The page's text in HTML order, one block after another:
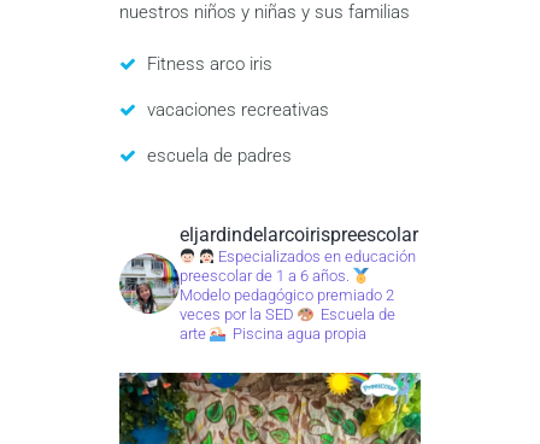
nuestros niños y niñas y sus familias
Fitness arco iris
vacaciones recreativas
escuela de padres
eljardindelarcoirispreescolar
Especializados en educación
preescolar de 1 a 6 años.
Modelo pedagógico premiado 2
veces por la SED
Escuela de
arte
Piscina agua propia